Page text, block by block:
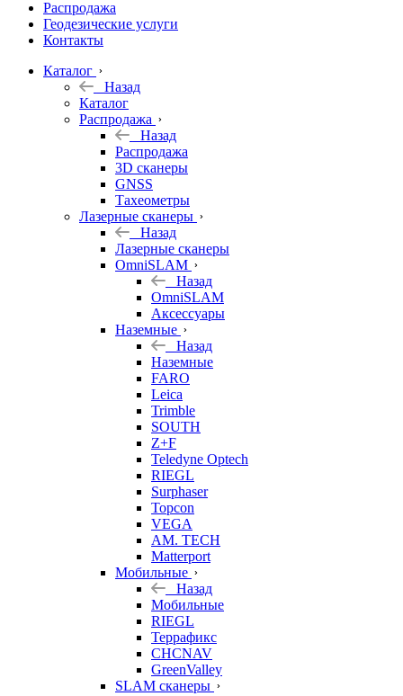
Подбор
оборудования
по задачам
Архив
Геодезическое
оборудование
Распродажа
Геодезические услуги
Контакты
Каталог
Назад
Каталог
Распродажа
Назад
Распродажа
3D сканеры
GNSS
Тахеометры
Лазерные сканеры
Назад
Лазерные сканеры
OmniSLAM
Назад
OmniSLAM
Аксессуары
Наземные
Назад
Наземные
FARO
Leica
Trimble
SOUTH
Z+F
Teledyne Optech
RIEGL
Surphaser
Topcon
VEGA
AM. TECH
Matterport
Мобильные
Назад
Мобильные
RIEGL
Террафикс
CHCNAV
GreenValley
SLAM сканеры